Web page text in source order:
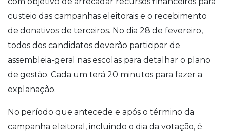
custeio das campanhas eleitorais e o recebimento
de donativos de terceiros. No dia 28 de fevereiro,
todos dos candidatos deverão participar de
assembleia-geral nas escolas para detalhar o plano
de gestão. Cada um terá 20 minutos para fazer a
explanação.
No período que antecede e após o término da
campanha eleitoral, incluindo o dia da votação, é